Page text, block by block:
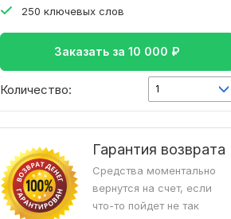
250 ключевых слов
Заказать за 10 000 ₽
Количество: 1
Гарантия возврата
Средства моментально
вернутся на счет, если
что-то пойдет не так